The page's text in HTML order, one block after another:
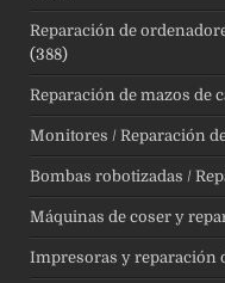
Reparación de
(388)
Reparación de mazos de
Monitores / Reparación
Bombas robotizadas /
Máquinas de coser y
Impresoras y reparación